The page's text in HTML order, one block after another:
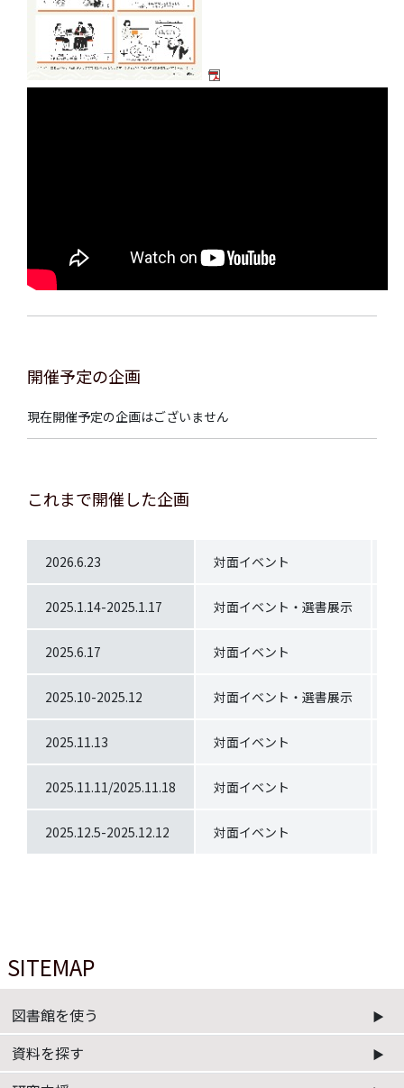
開催予定の企画
現在開催予定の企画はございません
これまで開催した企画
2026.6.23 対面イベント
2025.1.14-2025.1.17 対面イベント・選書展示
2025.6.17 対面イベント
2025.10-2025.12 対面イベント・選書展示
2025.11.13 対面イベント
2025.11.11/2025.11.18 対面イベント
2025.12.5-2025.12.12 対面イベント
SITEMAP
図書館を使う
資料を探す